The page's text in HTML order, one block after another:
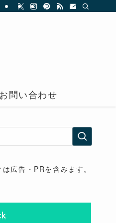
お問い合わせ
広告・PRを含みます。